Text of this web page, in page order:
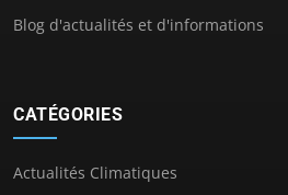
Blog d'actualités et d'informations
CATÉGORIES
Actualités Climatiques